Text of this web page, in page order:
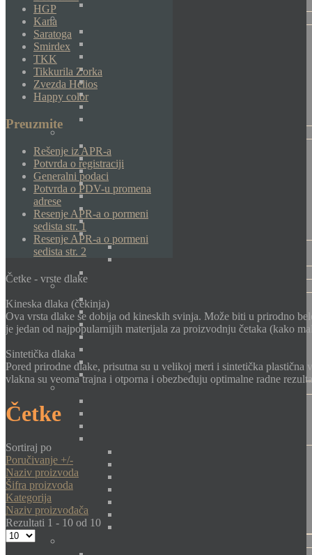
HGP
Kana
Saratoga
Smirdex
TKK
Tikkurila Zorka
Zvezda Helios
Happy color
Preuzmite
Rešenje iz APR-a
Potvrda o registraciji
Generalni podaci
Potvrda o PDV-u promena
adrese
Resenje APR-a o pormeni
sedista str. 1
Resenje APR-a o pormeni
sedista str. 2
Četke - vrste dlake
Kineska dlaka (čekinja)
Ova vrsta dlake se dobija od kineskih svinja. Može biti u prirodno
je jedan od najpopularnijih materijala za proizvodnju četaka (kako
Sintetička dlaka
Pored prirodne dlake, prisutna su u velikoj meri i sintetička plastična
vlakna su veoma trajna i otporna i obezbeđuju optimalne radne
Četke
Sortiraj po
Poručivanje +/-
Naziv proizvoda
Šifra proizvoda
Kategorija
Naziv proizvođača
Rezultati 1 - 10 od 10